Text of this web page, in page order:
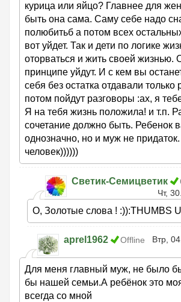
курица или яйцо? Главнее для
быть она сама. Саму себе надо
полюбитьб а потом всех
вот уйдет. Так и дети по логике
оторваться и жить своей жизнью.
принципе уйдут. И с кем вы
себя без остатка отдавали только
потом пойдут разговоры :ах, я
Я на тебя жизнь положила! и т.п.
сочетание должно быть. Ребенок
однозначно, но и муж не
человек))))))
Светик-Семицветик
Чт,
О, Золотые слова ! :)):THUMBS
aprel1962 Offline Втр,
Для меня главный муж, не было
бы нашей семьи.А ребёнок это
всегда со мной